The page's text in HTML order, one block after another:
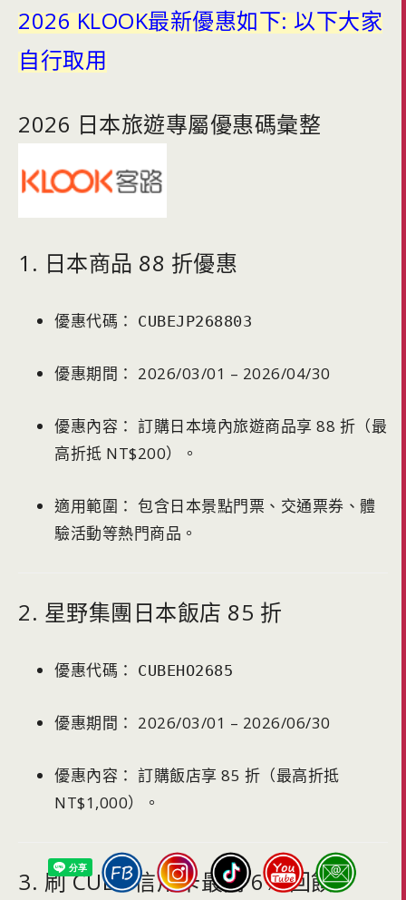
2026 KLOOK最新優惠如下: 以下大家
自行取用
2026 日本旅遊專屬優惠碼彙整
1. 日本商品 88 折優惠
優惠代碼： CUBEJP268803
優惠期間： 2026/03/01 – 2026/04/30
優惠內容： 訂購日本境內旅遊商品享 88 折（最
高折抵 NT$200）。
適用範圍： 包含日本景點門票、交通票券、體
驗活動等熱門商品。
2. 星野集團日本飯店 85 折
優惠代碼： CUBEHO2685
優惠期間： 2026/03/01 – 2026/06/30
優惠內容： 訂購飯店享 85 折（最高折抵
NT$1,000）。
3. 刷 CUBE 信用卡最高 6% 回饋